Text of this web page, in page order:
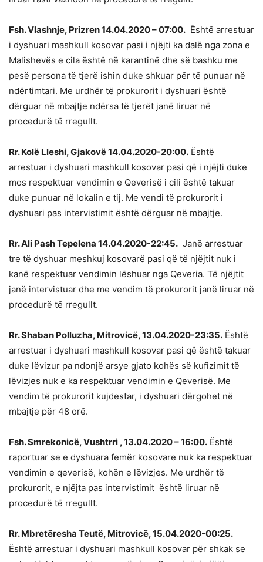
Fsh. Vlashnje, Prizren 14.04.2020 – 07:00. Është arrestuar
i dyshuari mashkull kosovar pasi i njëjti ka dalë nga zona e
Malishevës e cila është në karantinë dhe së bashku me
pesë persona të tjerë ishin duke shkuar për të punuar në
ndërtimtari. Me urdhër të prokurorit i dyshuari është
dërguar në mbajtje ndërsa të tjerët janë liruar në
procedurë të rregullt.
Rr. Kolë Lleshi, Gjakovë 14.04.2020-20:00. Është
arrestuar i dyshuari mashkull kosovar pasi që i njëjti duke
mos respektuar vendimin e Qeverisë i cili është takuar
duke punuar në lokalin e tij. Me vendi të prokurorit i
dyshuari pas intervistimit është dërguar në mbajtje.
Rr. Ali Pash Tepelena 14.04.2020-22:45. Janë arrestuar
tre të dyshuar meshkuj kosovarë pasi që të njëjtit nuk i
kanë respektuar vendimin lëshuar nga Qeveria. Të njëjtit
janë intervistuar dhe me vendim të prokurorit janë liruar në
procedurë të rregullt.
Rr. Shaban Polluzha, Mitrovicë, 13.04.2020-23:35. Është
arrestuar i dyshuari mashkull kosovar pasi që është takuar
duke lëvizur pa ndonjë arsye gjato kohës së kufizimit të
lëvizjes nuk e ka respektuar vendimin e Qeverisë. Me
vendim të prokurorit kujdestar, i dyshuari dërgohet në
mbajtje për 48 orë.
Fsh. Smrekonicë, Vushtrri , 13.04.2020 – 16:00. Është
raportuar se e dyshuara femër kosovare nuk ka respektuar
vendimin e qeverisë, kohën e lëvizjes. Me urdhër të
prokurorit, e njëjta pas intervistimit është liruar në
procedurë të rregullt.
Rr. Mbretëresha Teutë, Mitrovicë, 15.04.2020-00:25.
Është arrestuar i dyshuari mashkull kosovar për shkak se